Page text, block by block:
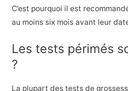
C’est pourquoi il est
au moins six mois avant leur
Les tests périmés
?
La plupart des tests de